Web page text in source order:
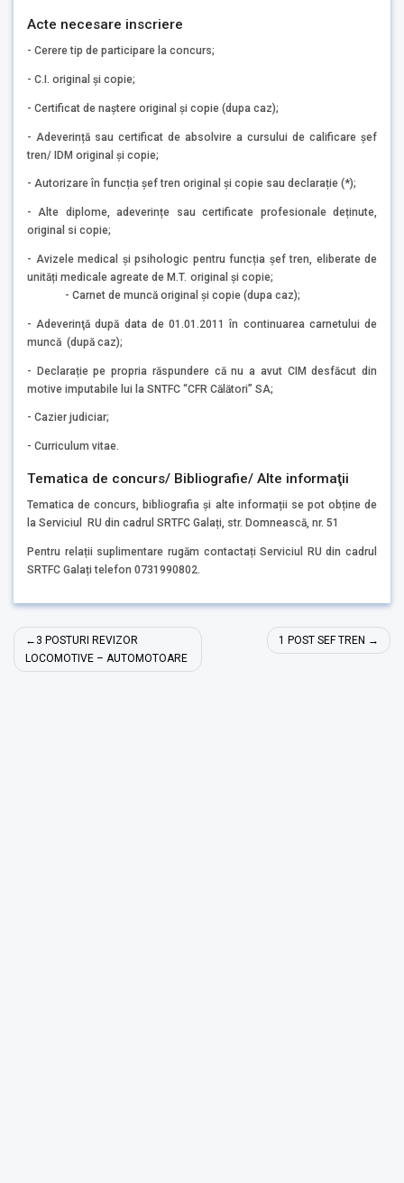
Acte necesare inscriere
- Cerere tip de participare la concurs;
- C.I. original și copie;
- Certificat de naștere original și copie (dupa caz);
- Adeverință sau certificat de absolvire a cursului de calificare șef
tren/ IDM original și copie;
- Autorizare în funcția șef tren original și copie sau declarație (*);
- Alte diplome, adeverințe sau certificate profesionale deținute,
original si copie;
- Avizele medical și psihologic pentru funcția șef tren, eliberate de
unități medicale agreate de M.T. original și copie;
- Carnet de muncă original și copie (dupa caz);
- Adeverinţă după data de 01.01.2011 în continuarea carnetului de
muncă (după caz);
- Declarație pe propria răspundere că nu a avut CIM desfăcut din
motive imputabile lui la SNTFC “CFR Călători” SA;
- Cazier judiciar;
- Curriculum vitae.
Tematica de concurs/ Bibliografie/ Alte informaţii
Tematica de concurs, bibliografia și alte informații se pot obține de
la Serviciul RU din cadrul SRTFC Galați, str. Domnească, nr. 51
Pentru relații suplimentare rugăm contactați Serviciul RU din cadrul
SRTFC Galați telefon 0731990802.
Navigare
în
3 POSTURI REVIZOR
LOCOMOTIVE – AUTOMOTOARE
1 POST SEF TREN